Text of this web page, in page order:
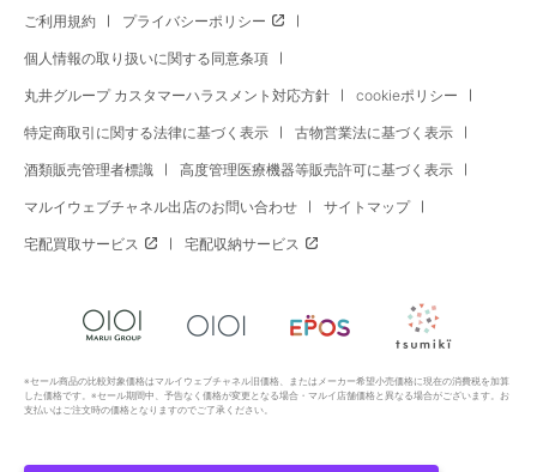
ご利用規約 プライバシーポリシー
個人情報の取り扱いに関する同意条項
丸井グループ カスタマーハラスメント対応方針 cookieポリシー
特定商取引に関する法律に基づく表示 古物営業法に基づく表示
酒類販売管理者標識 高度管理医療機器等販売許可に基づく表示
マルイウェブチャネル出店のお問い合わせ サイトマップ
宅配買取サービス 宅配収納サービス
※セール商品の比較対象価格はマルイウェブチャネル旧価格、またはメーカー希望小売価格に現在の消費税を加算
した価格です。※セール期間中、予告なく価格が変更となる場合・マルイ店舗価格と異なる場合がございます。お
支払いはご注文時の価格となりますのでご了承ください。